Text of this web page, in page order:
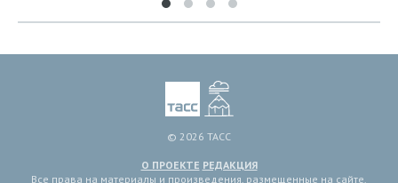
© 2026 ТАСС
О ПРОЕКТЕ РЕДАКЦИЯ
Все права на материалы и произведения, размещенные на сайте,